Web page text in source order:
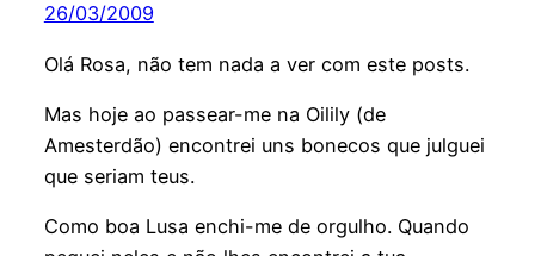
26/03/2009
Olá Rosa, não tem nada a ver com este posts.
Mas hoje ao passear-me na Oilily (de
Amesterdão) encontrei uns bonecos que julguei
que seriam teus.
Como boa Lusa enchi-me de orgulho. Quando